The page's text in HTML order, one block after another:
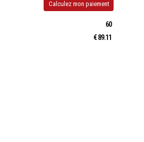
Calculez mon paiement
60
€ 89.11